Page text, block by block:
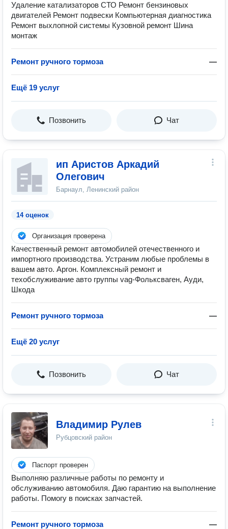
Удаление катализаторов СТО Ремонт бензиновых
двигателей Ремонт подвески Компьютерная диагностика
Ремонт выхлопной системы Кузовной ремонт Шина
монтаж
Ремонт ручного тормоза —
Ещё 19 услуг
Позвонить Чат
ип Аристов Аркадий
Олегович
Барнаул, Ленинский район
14 оценок
Организация проверена
Качественный ремонт автомобилей отечественного и
импортного производства. Устраним любые проблемы в
вашем авто. Аргон. Комплексный ремонт и
техобслуживание авто группы vag-Фольксваген, Ауди,
Шкода
Ремонт ручного тормоза —
Ещё 20 услуг
Позвонить Чат
Владимир Рулев
Рубцовский район
Паспорт проверен
Выполняю различные работы по ремонту и
обслуживанию автомобиля. Даю гарантию на выполнение
работы. Помогу в поисках запчастей.
Ремонт ручного тормоза —